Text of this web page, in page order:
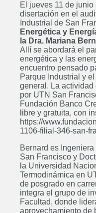
El jueves 11 de
disertación en el
Industrial de San
Energética y
la Dra. Mariana
Allí se abordará el
energética y las
encuentro pensado
Parque Industrial y
general. La
por UTN San
Fundación Banco
libre y gratuita, con
https://
1106-filial-346-san-
Bernard es
San Francisco y
la Universidad
Termodinámica en
de posgrado en
integra el grupo de
Facultad, donde
aprovechamiento de